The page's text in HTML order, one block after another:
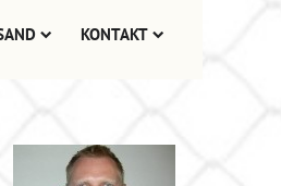
KONTAKT